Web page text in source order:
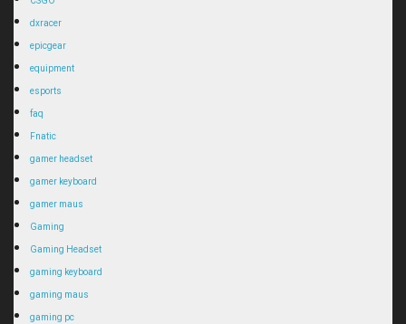
dxracer
epicgear
equipment
esports
faq
Fnatic
gamer headset
gamer keyboard
gamer maus
Gaming
Gaming Headset
gaming keyboard
gaming maus
gaming pc